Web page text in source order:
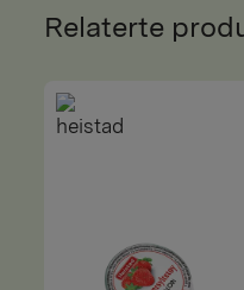
Relaterte